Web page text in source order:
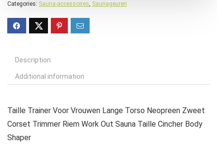
Categories: Sauna-accessoires, Saunageuren
Description
Additional information
Taille Trainer Voor Vrouwen Lange Torso Neopreen Zweet
Corset Trimmer Riem Work Out Sauna Taille Cincher Body
Shaper